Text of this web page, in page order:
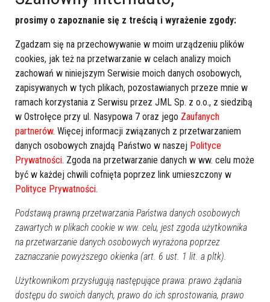
Wypadek pod Przasnyszem. Poszkodowana
jedna osoba [ZDJĘCIA]
2020-09-11 14:06
Poprzednia Następna
Kategorie
Ostrołęka
prosimy o zapoznanie się z treścią i wyrażenie zgody:
Zgadzam się na przechowywanie w moim urządzeniu plików
cookies, jak też na przetwarzanie w celach analizy moich
zachowań w niniejszym Serwisie moich danych osobowych,
zapisywanych w tych plikach, pozostawianych przeze mnie w
ramach korzystania z Serwisu przez JML Sp. z o.o., z siedzibą
w Ostrołęce przy ul. Nasypowa 7 oraz jego Zaufanych
partnerów. Więcej informacji związanych z przetwarzaniem
danych osobowych znajdą Państwo w naszej Polityce
Prywatności. Zgoda na przetwarzanie danych w ww. celu może
być w każdej chwili cofnięta poprzez link umieszczony w
Polityce Prywatności.
Podstawą prawną przetwarzania Państwa danych osobowych
zawartych w plikach cookie w ww. celu, jest zgoda użytkownika
na przetwarzanie danych osobowych wyrażona poprzez
zaznaczanie powyższego okienka (art. 6 ust. 1 lit. a pltk).
Użytkownikom przysługują następujące prawa: prawo żądania
dostępu do swoich danych, prawo do ich sprostowania, prawo